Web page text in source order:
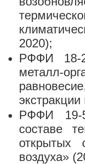
2020);
РФФИ 18-
металл-
РФФИ 19-
составе
открытых
воздуха»